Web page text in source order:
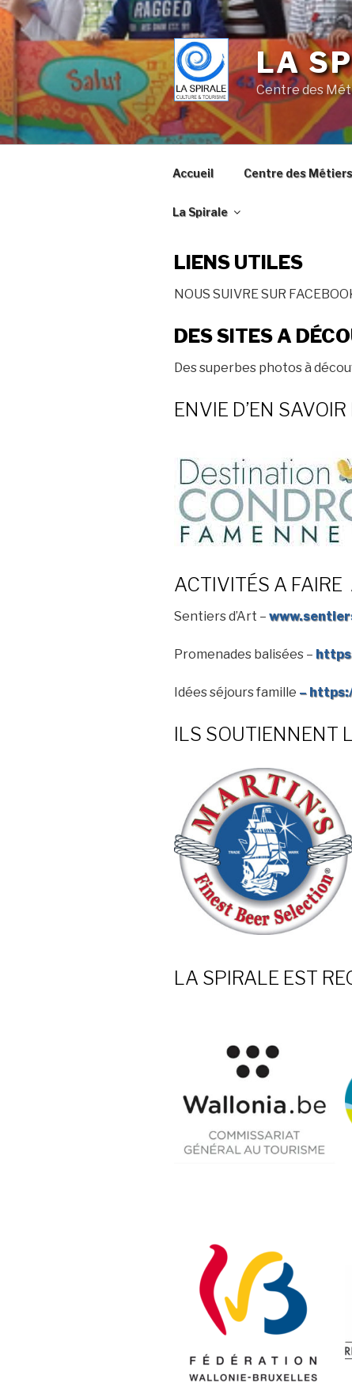
Skip
to
content
LA
Centre des
Accueil Centre des Métiers
La Spirale
LIENS UTILES
NOUS SUIVRE SUR
DES SITES A
Des superbes photos à
ENVIE D’EN
ACTIVITÉS A
Sentiers d’Art –
Promenades balisées –
Idées séjours famille –
ILS SOUTIENNENT
LA SPIRALE EST